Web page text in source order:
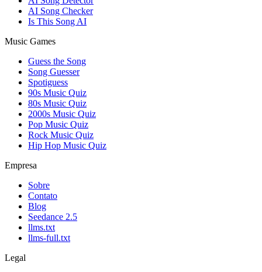
AI Song Checker
Is This Song AI
Music Games
Guess the Song
Song Guesser
Spotiguess
90s Music Quiz
80s Music Quiz
2000s Music Quiz
Pop Music Quiz
Rock Music Quiz
Hip Hop Music Quiz
Empresa
Sobre
Contato
Blog
Seedance 2.5
llms.txt
llms-full.txt
Legal